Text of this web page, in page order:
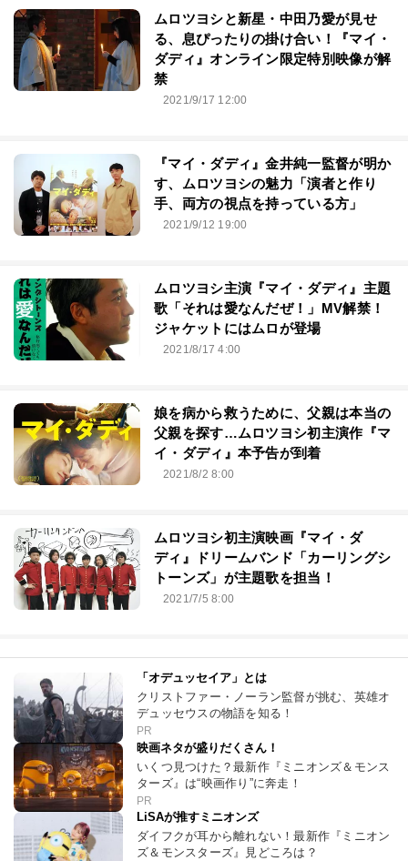
ムロツヨシと新星・中田乃愛が見せ
る、息ぴったりの掛け合い！『マイ・
ダディ』オンライン限定特別映像が解
禁
2021/9/17 12:00
『マイ・ダディ』金井純一監督が明か
す、ムロツヨシの魅力「演者と作り
手、両方の視点を持っている方」
2021/9/12 19:00
ムロツヨシ主演『マイ・ダディ』主題
歌「それは愛なんだぜ！」MV解禁！
ジャケットにはムロが登場
2021/8/17 4:00
娘を病から救うために、父親は本当の
父親を探す…ムロツヨシ初主演作『マ
イ・ダディ』本予告が到着
2021/8/2 8:00
ムロツヨシ初主演映画『マイ・ダ
ディ』ドリームバンド「カーリングシ
トーンズ」が主題歌を担当！
2021/7/5 8:00
「オデュッセイア」とは
クリストファー・ノーラン監督が挑む、英雄オ
デュッセウスの物語を知る！
PR
映画ネタが盛りだくさん！
いくつ見つけた？最新作『ミニオンズ＆モンス
ターズ』は“映画作り”に奔走！
PR
LiSAが推すミニオンズ
ダイフクが耳から離れない！最新作『ミニオン
ズ＆モンスターズ』見どころは？